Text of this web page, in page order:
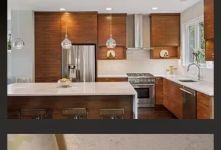
Rénovation de cuisine